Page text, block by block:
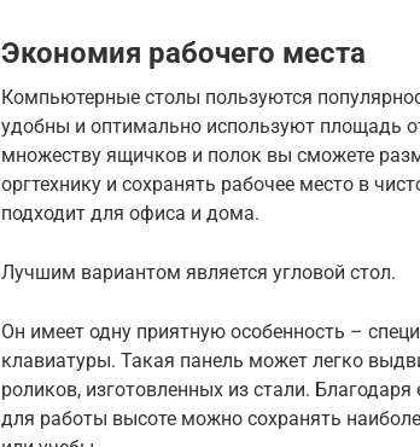
Экономия рабочего места
Компьютерные столы пользуются
удобны и оптимально используют площадь
множеству ящичков и полок вы сможете
оргтехнику и сохранять рабочее место в
подходит для офиса и дома.
Лучшим вариантом является угловой стол.
Он имеет одну приятную особенность –
клавиатуры. Такая панель может легко
роликов, изготовленных из стали.
для работы высоте можно сохранять